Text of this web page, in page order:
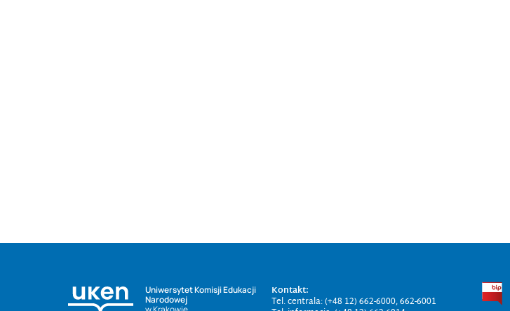
Uniwersytet Komisji Edukacji
Narodowej
Kontakt:
Tel. centrala: (+48 12) 662-6000, 662-6001